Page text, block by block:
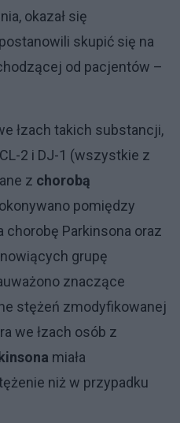
okazał się
skupić się na
od pacjentów –
łzach takich substancji,
2 i DJ-1 (wszystkie z
z chorobą
pomiędzy
chorobę Parkinsona oraz
grupę
znaczące
stężeń zmodyfikowanej
we łzach osób z
miała
niż w przypadku